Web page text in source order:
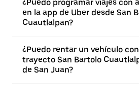
¿Puedo programar viajes con
en la app de Uber desde San
Cuautlalpan?
¿Puedo rentar un vehículo
trayecto San Bartolo
de San Juan?